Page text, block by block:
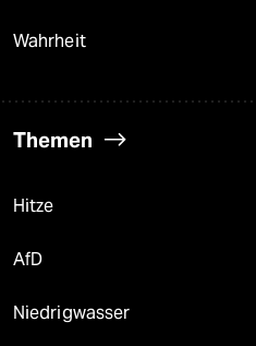
Wahrheit
Themen
Hitze
AfD
Niedrigwasser